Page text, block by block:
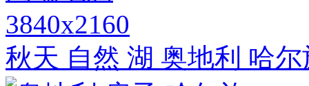
3840x2160
秋天 自然 湖 奥地利 哈